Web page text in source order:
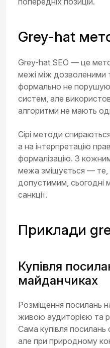
Grey-hat
Grey-hat SEO — це
межі між дозволеними
формально не
систем, але
алгоритми не мають
Сірі методи
а на інтерпретацію
формалізацію. З
межа зміщується —
допустимим, сьогодні
санкції.
Приклади
Купівля
майданчиках
Розміщення посилань
живою аудиторією та
Сама купівля
але при природному